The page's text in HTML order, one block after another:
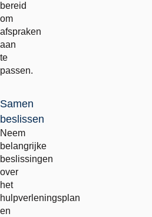
bereid
om
afspraken
aan
te
passen.
Samen
beslissen
Neem
belangrijke
beslissingen
over
het
hulpverleningsplan
en